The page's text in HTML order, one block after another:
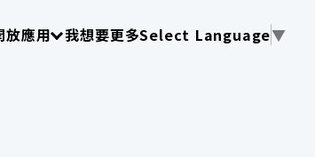
選單
用 TAB 操作選單
放應用請使用 TAB 操作選單
我想要更多Select Language▼